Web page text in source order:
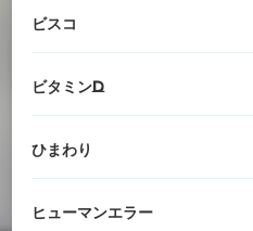
ビスコ
ビタミンD
ひまわり
ヒューマンエラー